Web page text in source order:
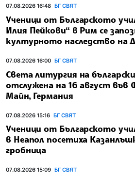
07.08.2026 16:48 БГ СВЯТ
Ученици от Българското
Илия Пейкови“ в Рим се
културното наследство на
07.08.2026 16:00 БГ СВЯТ
Света литургия на
отслужена на 16 август
Майн, Германия
07.08.2026 15:16 БГ СВЯТ
Ученици от Българското
в Неапол посетиха
гробница
07.08.2026 15:09 БГ СВЯТ